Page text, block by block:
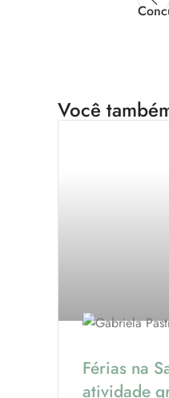
Você
Férias na
atividade